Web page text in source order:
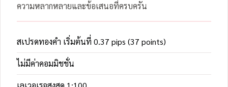
ความหลากหลายและข้อเสนอที่ครบครัน
สเปรดทองคำ เริ่มต้นที่ 0.37 pips (37 points)
ไม่มีค่าคอมมิชชั่น